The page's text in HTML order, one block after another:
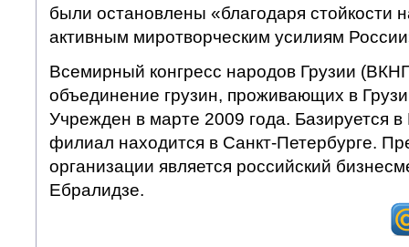
были остановлены «благодаря
активным миротворческим усилиям
Всемирный конгресс народов Грузии
объединение грузин, проживающих в
Учрежден в марте 2009 года. Базируется
филиал находится в Санкт-Петербурге.
организации является российский
Ебралидзе.